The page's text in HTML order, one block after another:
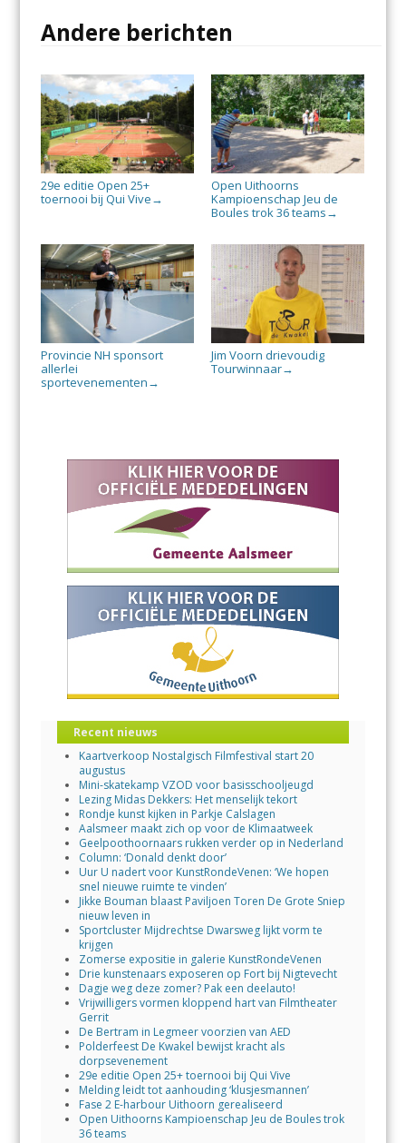
Andere berichten
29e editie Open 25+
toernooi bij Qui Vive →
Open Uithoorns
Kampioenschap Jeu de
Boules trok 36 teams →
Provincie NH sponsort
allerlei
sportevenementen →
Jim Voorn drievoudig
Tourwinnaar→
Recent nieuws
Kaartverkoop Nostalgisch Filmfestival start 20
augustus
Mini-skatekamp VZOD voor basisschooljeugd
Lezing Midas Dekkers: Het menselijk tekort
Rondje kunst kijken in Parkje Calslagen
Aalsmeer maakt zich op voor de Klimaatweek
Geelpoothoornaars rukken verder op in Nederland
Column: ‘Donald denkt door’
Uur U nadert voor KunstRondeVenen: ‘We hopen
snel nieuwe ruimte te vinden’
Jikke Bouman blaast Paviljoen Toren De Grote Sniep
nieuw leven in
Sportcluster Mijdrechtse Dwarsweg lijkt vorm te
krijgen
Zomerse expositie in galerie KunstRondeVenen
Drie kunstenaars exposeren op Fort bij Nigtevecht
Dagje weg deze zomer? Pak een deelauto!
Vrijwilligers vormen kloppend hart van Filmtheater
Gerrit
De Bertram in Legmeer voorzien van AED
Polderfeest De Kwakel bewijst kracht als
dorpsevenement
29e editie Open 25+ toernooi bij Qui Vive
Melding leidt tot aanhouding ‘klusjesmannen’
Fase 2 E-harbour Uithoorn gerealiseerd
Open Uithoorns Kampioenschap Jeu de Boules trok
36 teams